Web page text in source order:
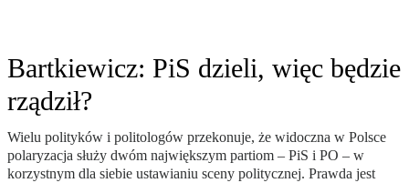
Bartkiewicz: PiS dzieli, więc będzie
rządził?
Wielu polityków i politologów przekonuje, że widoczna w Polsce
polaryzacja służy dwóm największym partiom – PiS i PO – w
korzystnym dla siebie ustawianiu sceny politycznej. Prawda jest